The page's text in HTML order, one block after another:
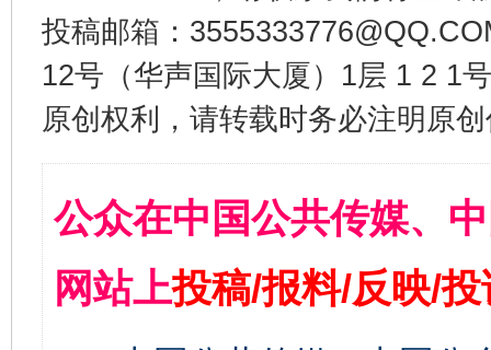
投稿邮箱：
12号（华声国际大厦）1层 1 2 1
原创权利，请转载时务必注明原
公众在中国公共传媒、
网站上投稿/报料/反映/